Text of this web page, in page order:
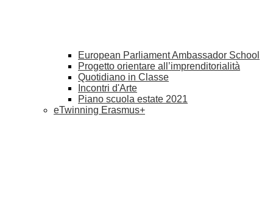
European Parliament Ambassador School
Progetto orientare all’imprenditorialità
Quotidiano in Classe
Incontri d'Arte
Piano scuola estate 2021
eTwinning Erasmus+